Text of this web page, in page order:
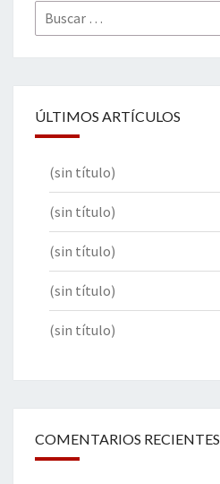
Buscar
por:
ÚLTIMOS ARTÍCULOS
(sin título)
(sin título)
(sin título)
(sin título)
(sin título)
COMENTARIOS RECIENTES